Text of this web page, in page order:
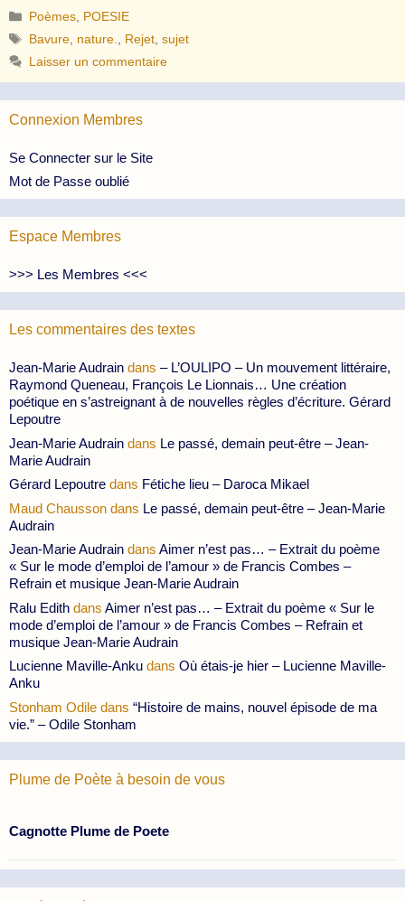
Catégories
Poèmes POESIE
Étiquettes
Bavure nature. Rejet ,sujet
Laisser un commentaire
Connexion Membres
Se Connecter sur le Site
Mot de Passe oublié
Espace Membres
>>> Les Membres <<<
Les commentaires des textes
Jean-Marie Audrain dans – L’OULIPO – Un mouvement littéraire,
Raymond Queneau, François Le Lionnais… Une création
poétique en s’astreignant à de nouvelles règles d’écriture. Gérard
Lepoutre
Jean-Marie Audrain dans Le passé, demain peut-être – Jean-
Marie Audrain
Gérard Lepoutre dans Fétiche lieu – Daroca Mikael
Maud Chausson dans Le passé, demain peut-être – Jean-Marie
Audrain
Jean-Marie Audrain dans Aimer n’est pas… – Extrait du poème
« Sur le mode d’emploi de l’amour » de Francis Combes –
Refrain et musique Jean-Marie Audrain
Ralu Edith dans Aimer n’est pas… – Extrait du poème « Sur le
mode d’emploi de l’amour » de Francis Combes – Refrain et
musique Jean-Marie Audrain
Lucienne Maville-Anku dans Où étais-je hier – Lucienne Maville-
Anku
Stonham Odile dans “Histoire de mains, nouvel épisode de ma
vie.” – Odile Stonham
Plume de Poète à besoin de vous
Cagnotte Plume de Poete